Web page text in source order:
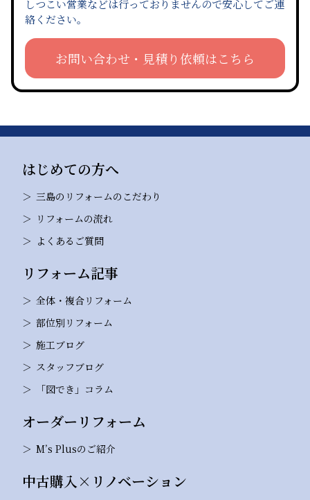
しつこい営業などは行っておりませんので安心してご連
絡ください。
お問い合わせ・見積り依頼はこちら
はじめての方へ
三島のリフォームのこだわり
リフォームの流れ
よくあるご質問
リフォーム記事
全体・複合リフォーム
部位別リフォーム
施工ブログ
スタッフブログ
「図でき」コラム
オーダーリフォーム
M’s Plusのご紹介
中古購入×リノベーション